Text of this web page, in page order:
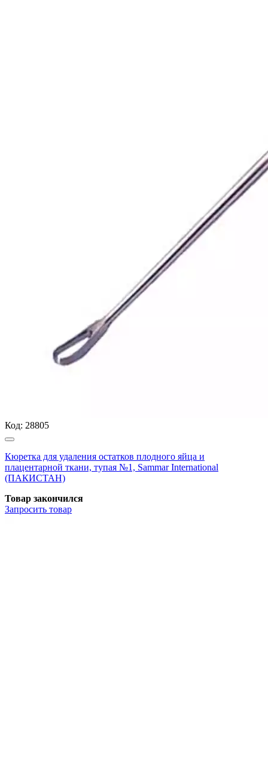
Код: 28805
Кюретка для удаления остатков плодного яйца и
плацентарной ткани, тупая №1, Sammar International
(ПАКИСТАН)
Товар закончился
Запросить товар